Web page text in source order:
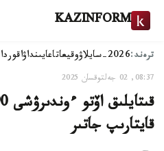
KAZINFORM
ترەند:2026-سايلاۋ وقيعاتاعايىنداۋاقوردا
08:37, 02 جەلتوقسان 2025
قايتارىپ جاتىر